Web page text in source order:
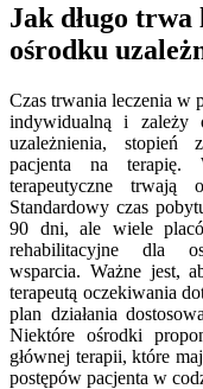
Jak długo
ośrodku
Czas trwania leczenia w
indywidualną i zależy
uzależnienia, stopień
pacjenta na terapię.
terapeutyczne
Standardowy czas
90 dni, ale wiele
rehabilitacyjne dla
wsparcia. Ważne jest,
terapeutą oczekiwania
plan działania
Niektóre ośrodki
głównej terapii, które
postępów pacjenta w